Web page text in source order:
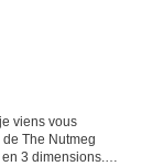
viens vous
The Nutmeg
3 dimensions.